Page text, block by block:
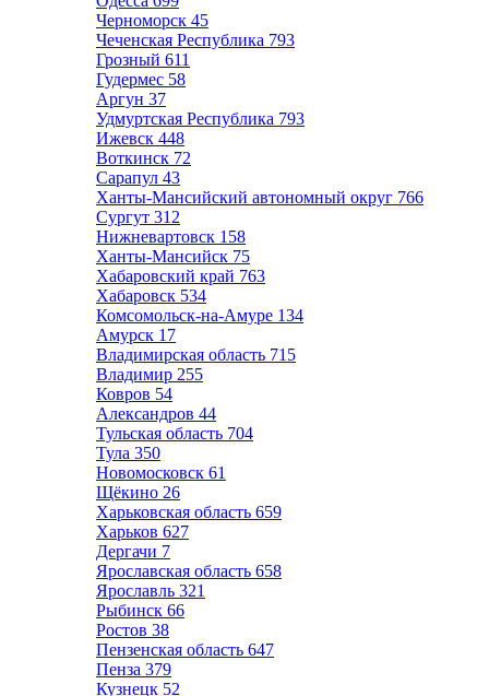
Черноморск 45
Чеченская Республика 793
Грозный 611
Гудермес 58
Аргун 37
Удмуртская Республика 793
Ижевск 448
Воткинск 72
Сарапул 43
Ханты-Мансийский автономный округ 766
Сургут 312
Нижневартовск 158
Ханты-Мансийск 75
Хабаровский край 763
Хабаровск 534
Комсомольск-на-Амуре 134
Амурск 17
Владимирская область 715
Владимир 255
Ковров 54
Александров 44
Тульская область 704
Тула 350
Новомосковск 61
Щёкино 26
Харьковская область 659
Харьков 627
Дергачи 7
Ярославская область 658
Ярославль 321
Рыбинск 66
Ростов 38
Пензенская область 647
Пенза 379
Кузнецк 52